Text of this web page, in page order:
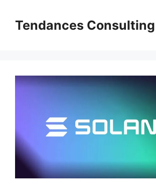
contenuTendances Consulting